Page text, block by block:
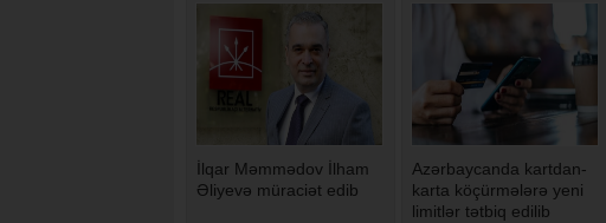
İlqar Məmmədov İlham
Əliyevə müraciət edib
Azərbaycanda kartdan-
karta köçürmələrə yeni
limitlər tətbiq edilib